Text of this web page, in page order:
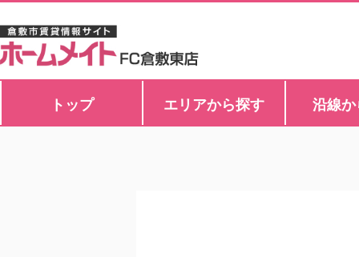
トップ エリアから探す 沿線